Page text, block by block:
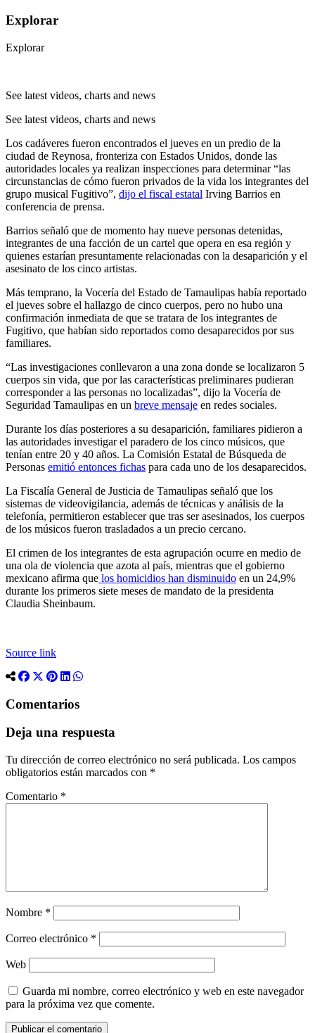
Explorar
Explorar
See latest videos, charts and news
See latest videos, charts and news
Los cadáveres fueron encontrados el jueves en un predio de la
ciudad de Reynosa, fronteriza con Estados Unidos, donde las
autoridades locales ya realizan inspecciones para determinar “las
circunstancias de cómo fueron privados de la vida los integrantes del
grupo musical Fugitivo”, dijo el fiscal estatal Irving Barrios en
conferencia de prensa.
Barrios señaló que de momento hay nueve personas detenidas,
integrantes de una facción de un cartel que opera en esa región y
quienes estarían presuntamente relacionadas con la desaparición y el
asesinato de los cinco artistas.
Más temprano, la Vocería del Estado de Tamaulipas había reportado
el jueves sobre el hallazgo de cinco cuerpos, pero no hubo una
confirmación inmediata de que se tratara de los integrantes de
Fugitivo, que habían sido reportados como desaparecidos por sus
familiares.
“Las investigaciones conllevaron a una zona donde se localizaron 5
cuerpos sin vida, que por las características preliminares pudieran
corresponder a las personas no localizadas”, dijo la Vocería de
Seguridad Tamaulipas en un breve mensaje en redes sociales.
Durante los días posteriores a su desaparición, familiares pidieron a
las autoridades investigar el paradero de los cinco músicos, que
tenían entre 20 y 40 años. La Comisión Estatal de Búsqueda de
Personas emitió entonces fichas para cada uno de los desaparecidos.
La Fiscalía General de Justicia de Tamaulipas señaló que los
sistemas de videovigilancia, además de técnicas y análisis de la
telefonía, permitieron establecer que tras ser asesinados, los cuerpos
de los músicos fueron trasladados a un precio cercano.
El crimen de los integrantes de esta agrupación ocurre en medio de
una ola de violencia que azota al país, mientras que el gobierno
mexicano afirma que los homicidios han disminuido en un 24,9%
durante los primeros siete meses de mandato de la presidenta
Claudia Sheinbaum.
Source link
Comentarios
Deja una respuesta
Tu dirección de correo electrónico no será publicada. Los campos
obligatorios están marcados con *
Comentario *
Nombre *
Correo electrónico *
Web
Guarda mi nombre, correo electrónico y web en este navegador
para la próxima vez que comente.